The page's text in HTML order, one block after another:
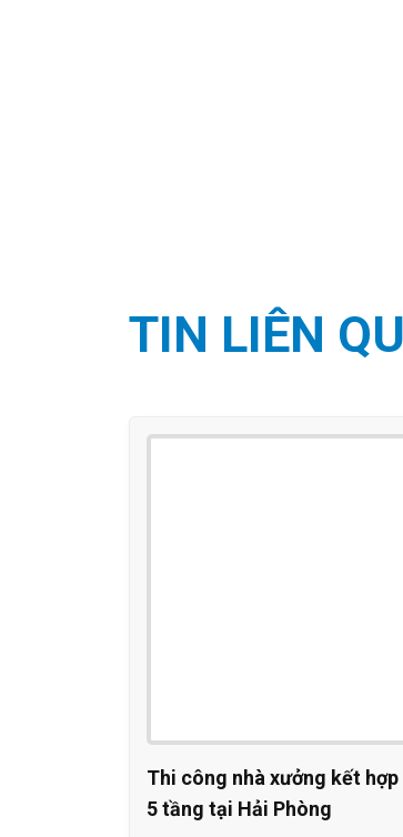
TIN LIÊN
Thi công nhà xưởng kết hợp
5 tầng tại Hải Phòng